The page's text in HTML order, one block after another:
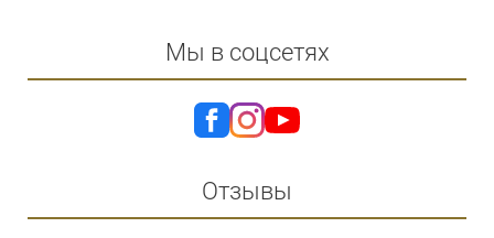
Мы в соцсетях
Отзывы